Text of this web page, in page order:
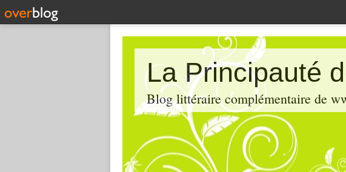
La Principauté
Blog littéraire complémentaire de